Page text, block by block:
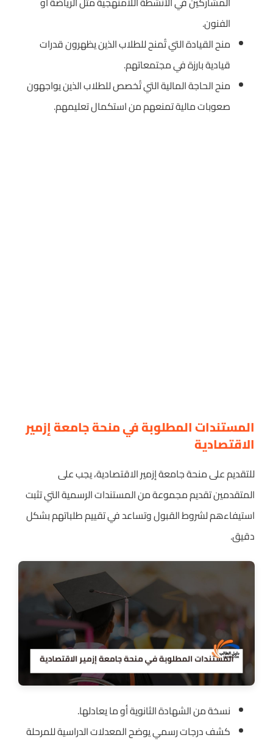
الفنون.
منح القيادة التي تُمنح للطلاب الذين يظهرون قدرات
قيادية بارزة في مجتمعاتهم.
منح الحاجة المالية التي تُخصص للطلاب الذين يواجهون
صعوبات مالية تمنعهم من استكمال تعليمهم.
المستندات المطلوبة في منحة جامعة إزمير
الاقتصادية
للتقديم على منحة جامعة إزمير الاقتصادية، يجب على
المتقدمين تقديم مجموعة من المستندات الرسمية التي تثبت
استيفاءهم لشروط القبول وتساعد في تقييم طلباتهم بشكل
دقيق.
نسخة من الشهادة الثانوية أو ما يعادلها.
كشف درجات رسمي يوضح المعدلات الدراسية للمرحلة